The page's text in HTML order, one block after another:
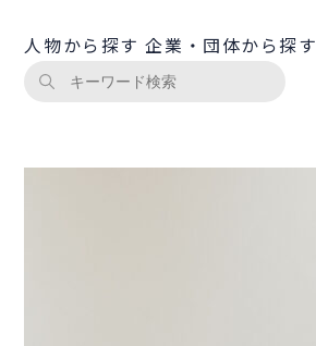
人物から探す 企業・団体から探す